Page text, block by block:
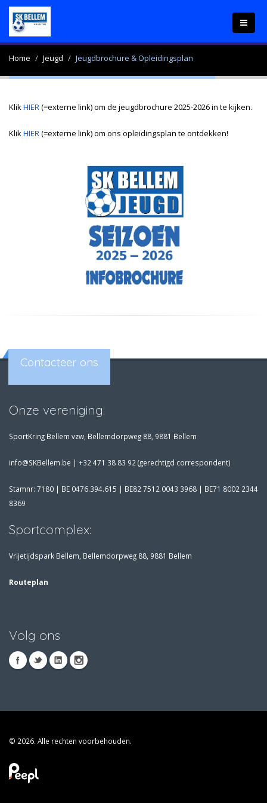
Home Jeugd Jeugdbrochure & Opleidingsplan
KlikHIER(=externe link) om de jeugdbrochure 2025-2026 in te kijken.
KlikHIER(=externe link) om ons opleidingsplan te ontdekken!
Contacteer ons
Onze vereniging:
SportKring Bellem vzw, Bellemdorpweg 88, 9881 Bellem
info@SKBellem.be | +32 471 38 83 92 (gerechtigd correspondent)
Stamnr: 7180 | BE 0476.394.615 | BE82 7512 0043 3968 | BE71 8002 2344
8369
Sportcomplex:
Vrijetijdspark Bellem, Bellemdorpweg 88, 9881 Bellem
Routeplan
Volg ons
© 2026. Alle rechten voorbehouden.